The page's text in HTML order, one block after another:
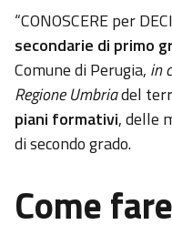
“CONOSCERE per
secondarie di primo
Comune di Perugia, in
Regione Umbriadel
piani formativi, delle
di secondo grado.
Come fare